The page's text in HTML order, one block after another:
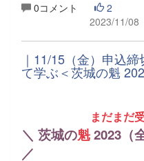
0コメント
2
2023/11/08
｜11/15（金）申込
て学ぶ＜茨城の魁
まだまだ
＼ 茨城の魁2023（
／